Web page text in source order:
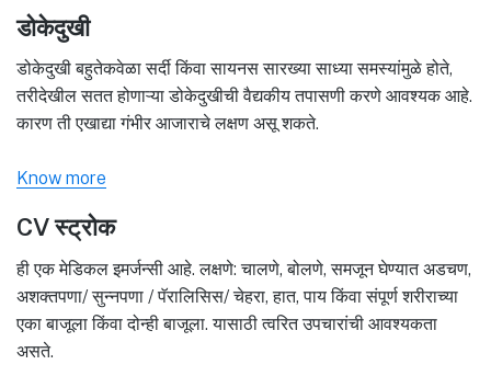
डोकेदुखी
डोकेदुखी बहुतेकवेळा सर्दी किंवा सायनस सारख्या साध्या समस्यांमुळे होते,
तरीदेखील सतत होणाऱ्या डोकेदुखीची वैद्यकीय तपासणी करणे आवश्यक आहे.
कारण ती एखाद्या गंभीर आजाराचे लक्षण असू शकते.
Know more
CV स्ट्रोक
ही एक मेडिकल इमर्जन्सी आहे. लक्षणे: चालणे, बोलणे, समजून घेण्यात अडचण,
अशक्तपणा/ सुन्नपणा / पॅरालिसिस/ चेहरा, हात, पाय किंवा संपूर्ण शरीराच्या
एका बाजूला किंवा दोन्ही बाजूला. यासाठी त्वरित उपचारांची आवश्यकता
असते.